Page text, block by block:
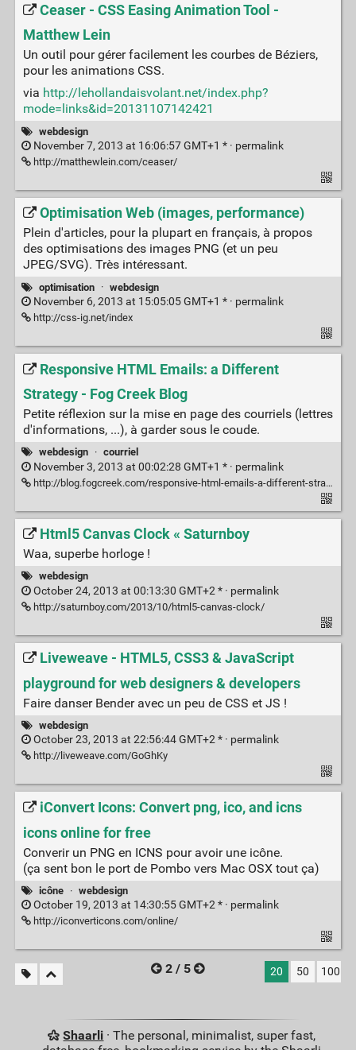
Ceaser - CSS Easing Animation Tool -
Matthew Lein
Un outil pour gérer facilement les courbes de Béziers,
pour les animations CSS.
via http://lehollandaisvolant.net/index.php?
mode=links&id=20131107142421
webdesign
November 7, 2013 at 16:06:57 GMT+1 * · permalink
http://matthewlein.com/ceaser/
Optimisation Web (images, performance)
Plein d'articles, pour la plupart en français, à propos
des optimisations des images PNG (et un peu
JPEG/SVG). Très intéressant.
optimisation · webdesign
November 6, 2013 at 15:05:05 GMT+1 * · permalink
http://css-ig.net/index
Responsive HTML Emails: a Different
Strategy - Fog Creek Blog
Petite réflexion sur la mise en page des courriels (lettres
d'informations, ...), à garder sous le coude.
webdesign · courriel
November 3, 2013 at 00:02:28 GMT+1 * · permalink
http://blog.fogcreek.com/responsive-html-emails-a-different-strategy/
Html5 Canvas Clock « Saturnboy
Waa, superbe horloge !
webdesign
October 24, 2013 at 00:13:30 GMT+2 * · permalink
http://saturnboy.com/2013/10/html5-canvas-clock/
Liveweave - HTML5, CSS3 & JavaScript
playground for web designers & developers
Faire danser Bender avec un peu de CSS et JS !
webdesign
October 23, 2013 at 22:56:44 GMT+2 * · permalink
http://liveweave.com/GoGhKy
iConvert Icons: Convert png, ico, and icns
icons online for free
Converir un PNG en ICNS pour avoir une icône.
(ça sent bon le port de Pombo vers Mac OSX tout ça)
icône · webdesign
October 19, 2013 at 14:30:55 GMT+2 * · permalink
http://iconverticons.com/online/
2 / 5 20 50 100
Shaarli · The personal, minimalist, super fast,